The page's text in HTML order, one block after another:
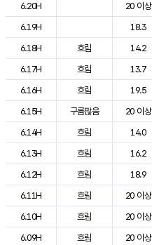
6.20H
20 이상
6.19H
18.3
6.18H
흐림 14.2
6.17H
흐림 13.7
6.16H
흐림 19.5
6.15H
구름많음 20 이상
6.14H
흐림 14.0
6.13H
흐림 16.2
6.12H
흐림 18.9
6.11H
흐림 20 이상
6.10H
흐림 20 이상
6.09H
흐림 20 이상